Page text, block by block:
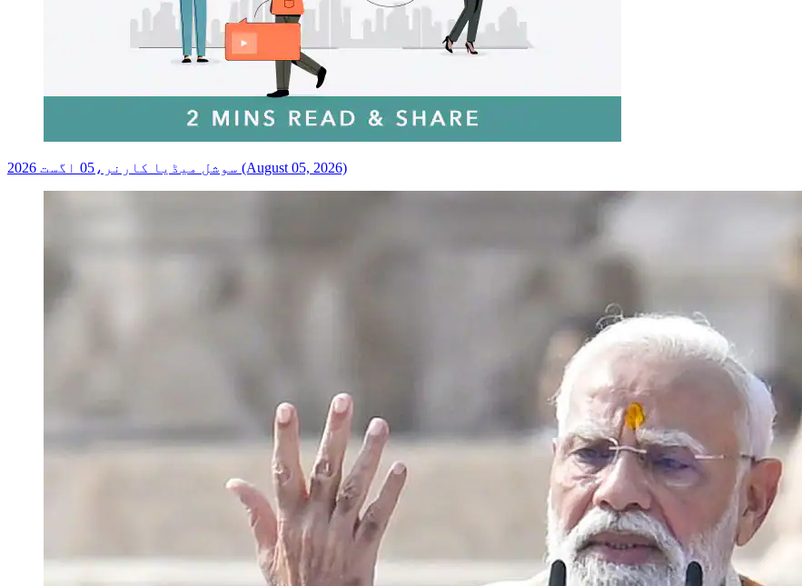
سوشل میڈیا کارنر،05 اگست 2026 (August 05, 2026)